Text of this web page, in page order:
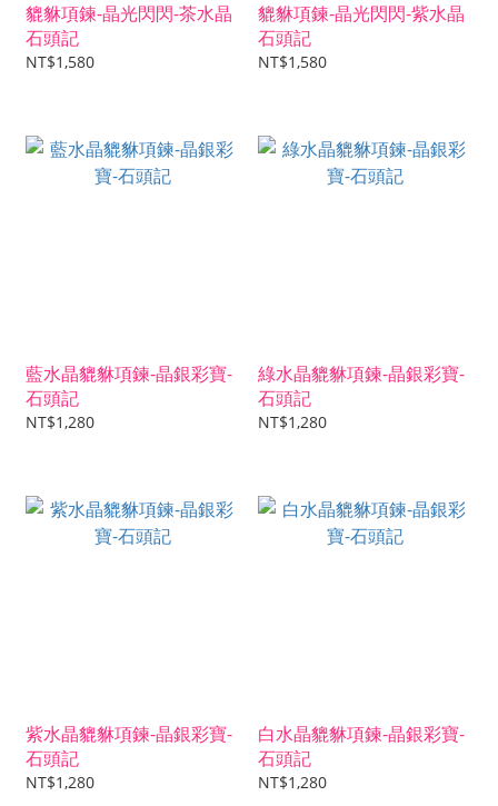
貔貅項鍊-晶光閃閃-茶水晶
石頭記
NT$1,580
貔貅項鍊-晶光閃閃-紫水晶
石頭記
NT$1,580
藍水晶貔貅項鍊-晶銀彩寶-
石頭記
NT$1,280
綠水晶貔貅項鍊-晶銀彩寶-
石頭記
NT$1,280
紫水晶貔貅項鍊-晶銀彩寶-
石頭記
NT$1,280
白水晶貔貅項鍊-晶銀彩寶-
石頭記
NT$1,280